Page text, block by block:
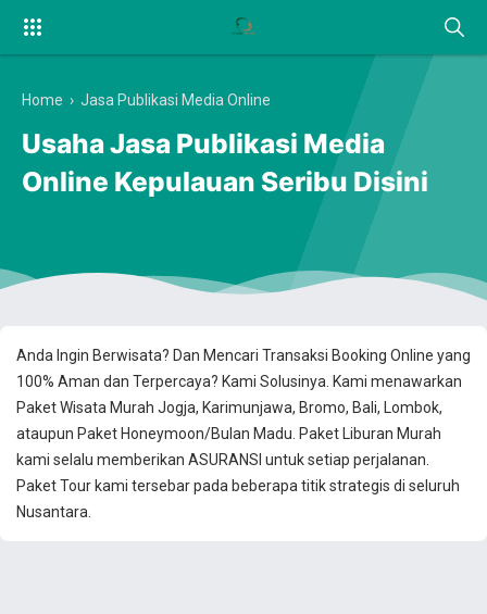
Anda Ingin Berwisata? Dan Mencari Transaksi Booking Online yang
100% Aman dan Terpercaya? Kami Solusinya. Kami menawarkan
Paket Wisata Murah Jogja, Karimunjawa, Bromo, Bali, Lombok,
ataupun Paket Honeymoon/Bulan Madu. Paket Liburan Murah
kami selalu memberikan ASURANSI untuk setiap perjalanan.
Paket Tour kami tersebar pada beberapa titik strategis di seluruh
Nusantara.
Home › Jasa Publikasi Media Online
Usaha Jasa Publikasi Media
Online Kepulauan Seribu Disini